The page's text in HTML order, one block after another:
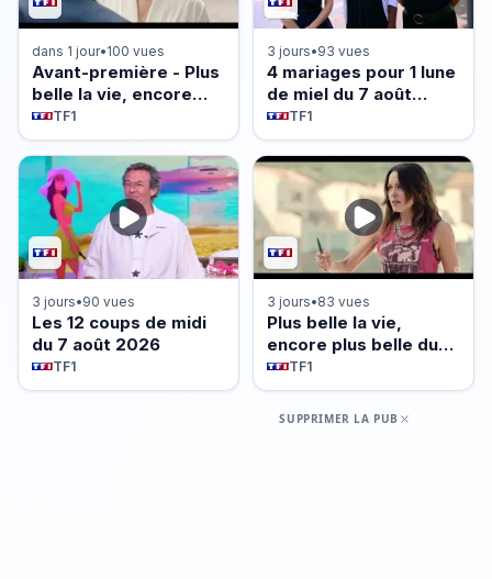
dans 1 jour•100 vues
Avant-première - Plus
belle la vie, encore
plus belle du mardi 11
août 2026 - Episode
646
TF1
3 jours•93 vues
4 mariages pour 1 lune
de miel du 7 août
2026 - Reveal
TF1
3 jours•90 vues
Les 12 coups de midi
du 7 août 2026
TF1
3 jours•83 vues
Plus belle la vie,
encore plus belle du
vendredi 7 août 2026
- Episode 644
TF1
SUPPRIMER LA PUB